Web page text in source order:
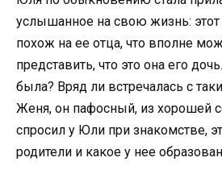
услышанное на свою жизнь:
похож на ее отца, что вполне
представить, что это она его
была? Вряд ли встречалась с
Женя, он пафосный, из хорошей
спросил у Юли при знакомстве,
родители и какое у нее